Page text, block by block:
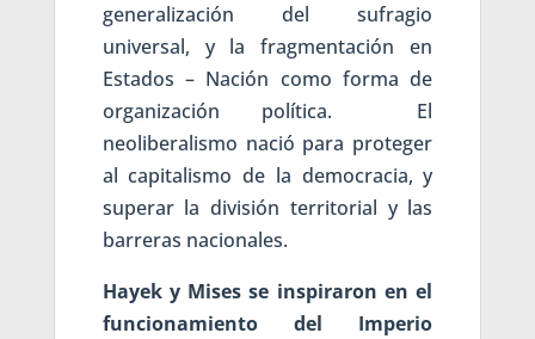
generalización del sufragio
universal, y la fragmentación en
Estados – Nación como forma de
organización política. El
neoliberalismo nació para proteger
al capitalismo de la democracia, y
superar la división territorial y las
barreras nacionales.
Hayek y Mises se inspiraron en el
funcionamiento del Imperio